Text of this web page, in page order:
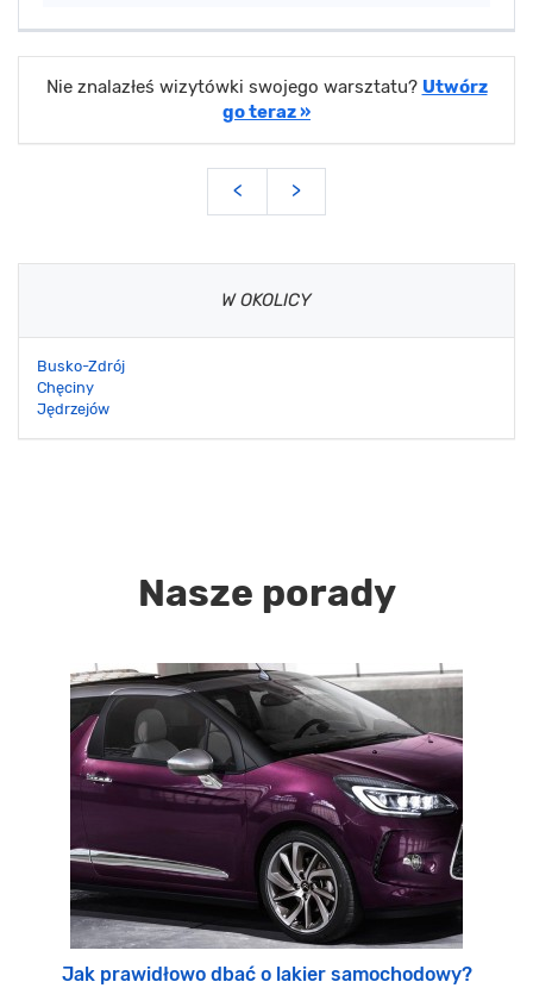
Nie znalazłeś wizytówki swojego warsztatu? Utwórz
go teraz »
< >
W OKOLICY
Busko-Zdrój
Chęciny
Jędrzejów
Nasze porady
Jak prawidłowo dbać o lakier samochodowy?